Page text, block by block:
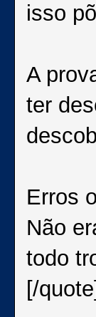
isso
A
ter
Erros
Não
todo
[/quote]